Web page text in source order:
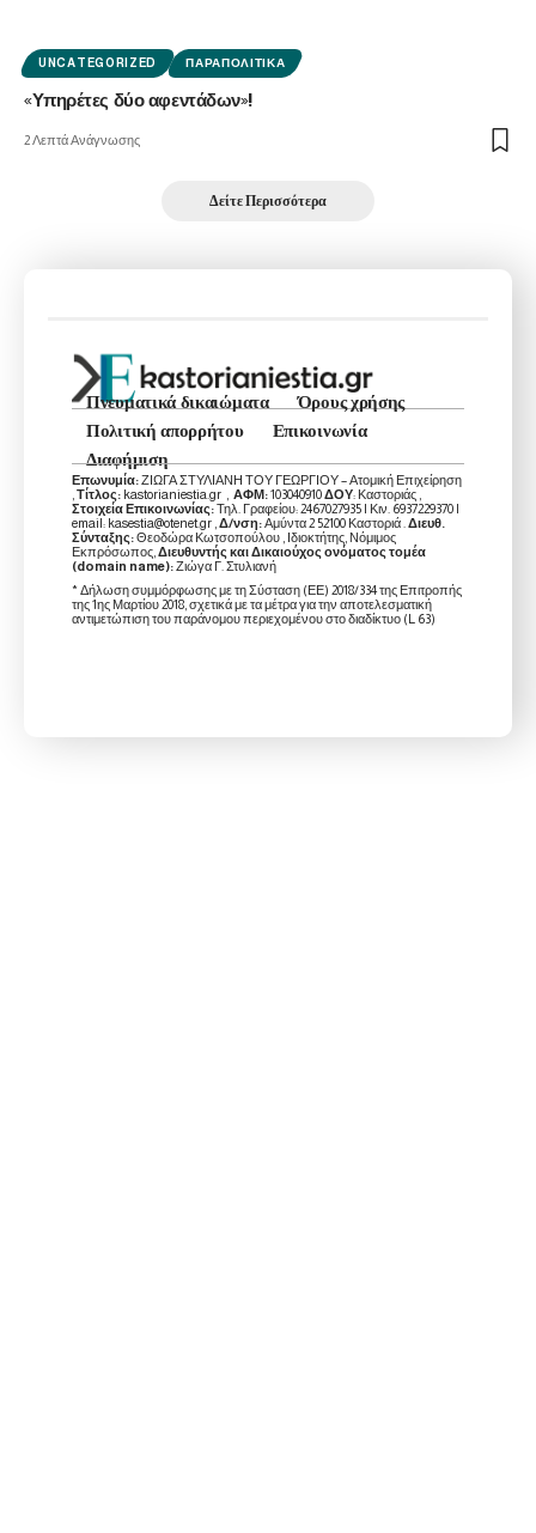
UNCATEGORIZED ΠΑΡΑΠΟΛΙΤΙΚΆ
«Υπηρέτες δύο αφεντάδων»!
2 Λεπτά Ανάγνωσης
Δείτε Περισσότερα
Πνευματικά δικαιώματα
Όρους χρήσης
Πολιτική απορρήτου
Επικοινωνία
Διαφήμιση
Επωνυμία:ΖΙΩΓΑ ΣΤΥΛΙΑΝΗ ΤΟΥ ΓΕΩΡΓΙΟΥ – Ατομική Επιχείρηση
Τίτλος: kastorianiestia.gr , ΑΦΜ:103040910ΔΟΥ: Καστοριάς ,
Στοιχεία Επικοινωνίας:Τηλ. Γραφείου: 2467027935 | Κιν. 6937229370 |
email: kasestia@otenet.gr , Δ/νση:Αμύντα 2 52100 Καστοριά . Διευθ.
Σύνταξης:Θεοδώρα Κωτσοπούλου , Ιδιοκτήτης, Νόμιμος
Εκπρόσωπος, Διευθυντής και Δικαιούχος ονόματος τομέα
(domain name):Ζιώγα Γ. Στυλιανή
* Δήλωση συμμόρφωσης με τη Σύσταση (ΕΕ) 2018/334 της Επιτροπής
της 1ης Μαρτίου 2018, σχετικά με τα μέτρα για την αποτελεσματική
αντιμετώπιση του παράνομου περιεχομένου στο διαδίκτυο (L 63)